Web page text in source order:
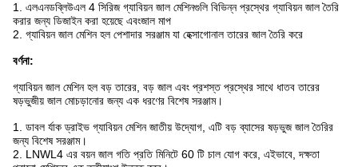
1. এলএনডব্লিউএল 4 সিরিজ গ্যাবিয়ন জাল মেশিনগুলি বিভিন্ন প্রস্থের গ্যাবিয়ন জাল তৈরি
করার জন্য ডিজাইন করা হয়েছে এবংজাল মাপ
2. গ্যাবিয়ন জাল মেশিন হল পেশাদার সরঞ্জাম যা হেক্সাগোনাল তারের জাল তৈরি করে
বর্ণনা:
গ্যাবিয়ন জাল মেশিন হল বড় তারের, বড় জাল এবং প্রশস্ত প্রস্থের সাথে ধাতব তারের
ষড়ভুজীয় জাল মোচড়ানোর জন্য এক ধরণের বিশেষ সরঞ্জাম।
1. ডাবল র্যাক ড্রাইভ গ্যাবিয়ন মেশিন জাতীয় উদ্যোগ, এটি বড় ব্যাসের ষড়ভুজ জাল তৈরির
জন্য বিশেষ সরঞ্জাম।
2. LNWL4 এর বয়ন জাল গতি প্রতি মিনিটে 60 টি চাল যোগ করে, এইভাবে, দক্ষতা